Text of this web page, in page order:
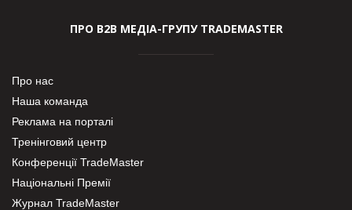
ПРО В2В МЕДІА-ГРУПУ TRADEMASTER
Про нас
Наша команда
Реклама на порталі
Тренінговий центр
Конференції TradeMaster
Національні Премії
Журнал TradeMaster